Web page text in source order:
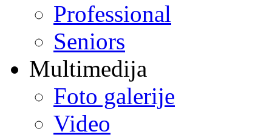
Professional
Seniors
Multimedija
Foto galerije
Video